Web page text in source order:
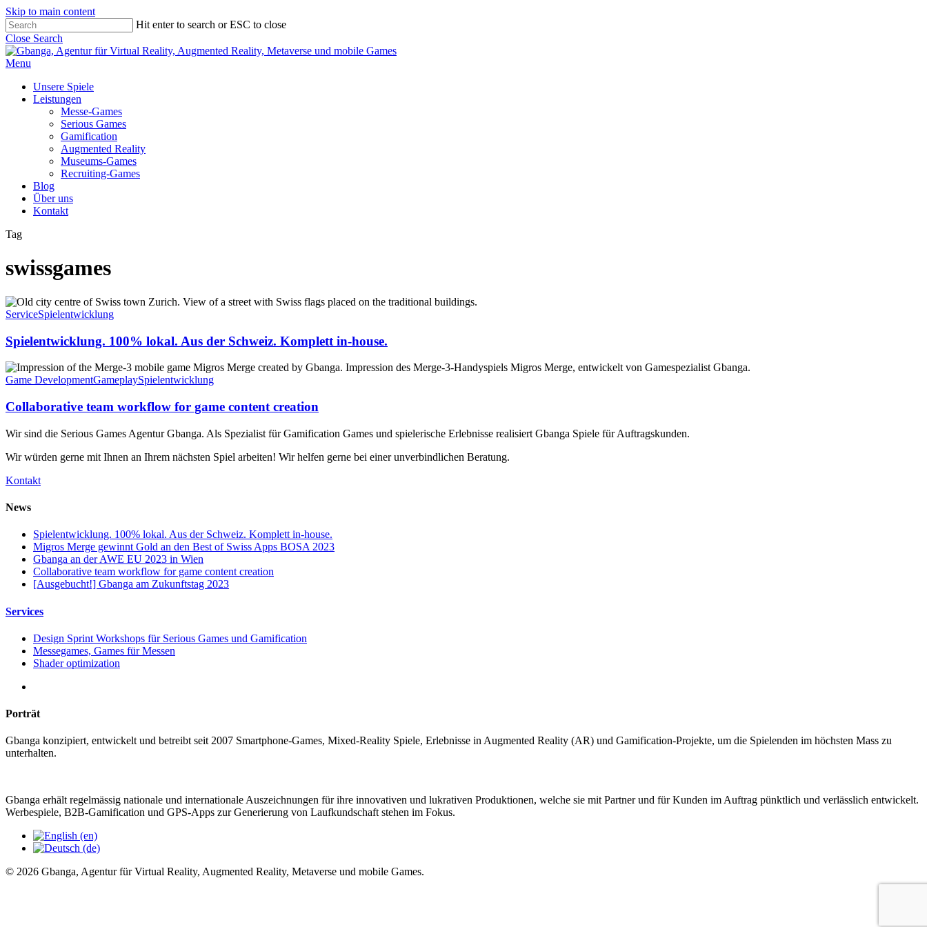
Skip to main content
Hit enter to search or ESC to close
Close Search
Menu
Unsere Spiele
Leistungen
Messe-Games
Serious Games
Gamification
Augmented Reality
Museums-Games
Recruiting-Games
Blog
Über uns
Kontakt
Tag
swissgames
ServiceSpielentwicklung
Spielentwicklung. 100% lokal. Aus der Schweiz. Komplett in-house.
Game DevelopmentGameplaySpielentwicklung
Collaborative team workflow for game content creation
Wir sind die Serious Games Agentur Gbanga. Als Spezialist für Gamification Games und spielerische Erlebnisse realisiert Gbanga Spiele für Auftragskunden.
Wir würden gerne mit Ihnen an Ihrem nächsten Spiel arbeiten! Wir helfen gerne bei einer unverbindlichen Beratung.
Kontakt
News
Spielentwicklung. 100% lokal. Aus der Schweiz. Komplett in-house.
Migros Merge gewinnt Gold an den Best of Swiss Apps BOSA 2023
Gbanga an der AWE EU 2023 in Wien
Collaborative team workflow for game content creation
[Ausgebucht!] Gbanga am Zukunftstag 2023
Services
Design Sprint Workshops für Serious Games und Gamification
Messegames, Games für Messen
Shader optimization
Porträt
Gbanga konzipiert, entwickelt und betreibt seit 2007 Smartphone-Games, Mixed-Reality Spiele, Erlebnisse in Augmented Reality (AR) und Gamification-Projekte, um die Spielenden im höchsten Mass zu
unterhalten.
Gbanga erhält regelmässig nationale und internationale Auszeichnungen für ihre innovativen und lukrativen Produktionen, welche sie mit Partner und für Kunden im Auftrag pünktlich und verlässlich entwickelt.
Werbespiele, B2B-Gamification und GPS-Apps zur Generierung von Laufkundschaft stehen im Fokus.
© 2026 Gbanga, Agentur für Virtual Reality, Augmented Reality, Metaverse und mobile Games.